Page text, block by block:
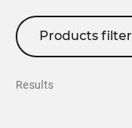
Products filter
Results